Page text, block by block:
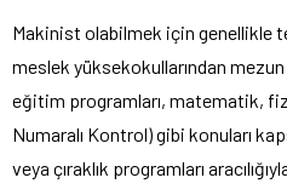
Makinist olabilmek için genellikle
meslek yüksekokullarından
eğitim programları, matematik,
Numaralı Kontrol) gibi konuları
veya çıraklık programları